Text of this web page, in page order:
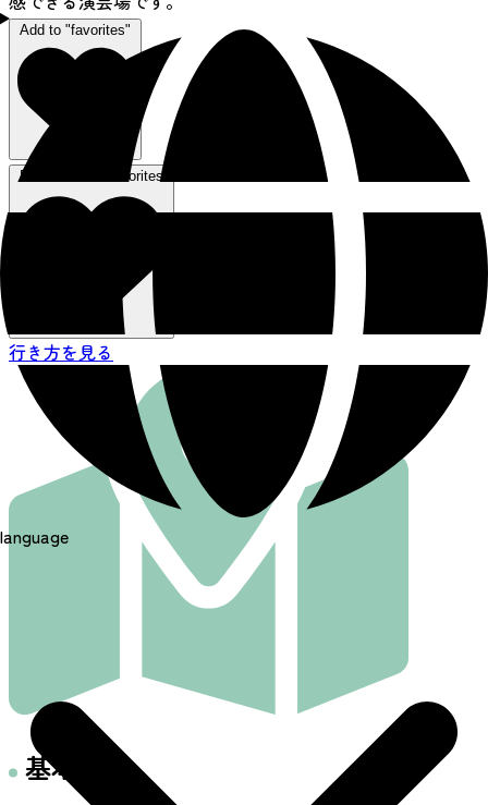
language
Add to "favorites"
Remove from favorites
行き方を見る
基本情報